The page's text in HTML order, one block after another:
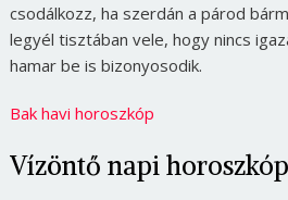
csodálkozz, ha szerdán a párod
legyél tisztában vele, hogy nincs
hamar be is bizonyosodik.
Bak havi horoszkóp
Vízöntő napi horoszkóp